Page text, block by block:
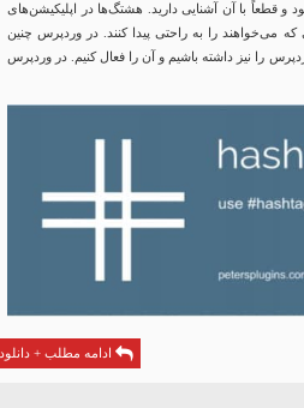
قطعاً با آن آشنایی دارید. هشتگ‌ها در اپلیکیشن‌های
‌‌می‌خواهند را به راحتی پیدا کنند. در وردپرس چنین
را نیز داشته باشیم و آن را فعال کنیم. در وردپرس
ادامه مطلب + دانلود